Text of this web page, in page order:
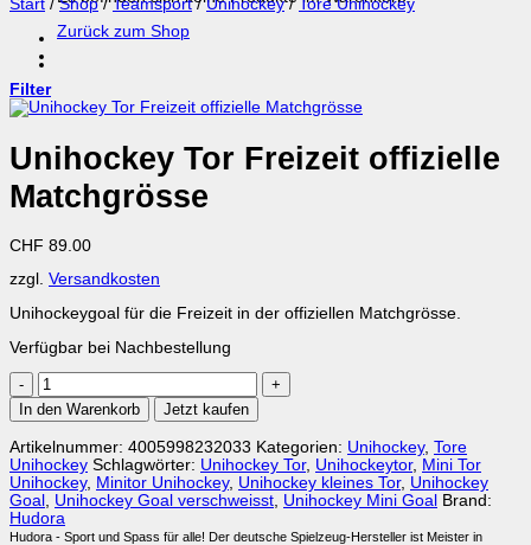
Zurück zum Shop
Start / Shop / Teamsport / Unihockey / Tore Unihockey
Filter
Unihockey Tor Freizeit offizielle
Matchgrösse
CHF 89.00
zzgl. Versandkosten
Unihockeygoal für die Freizeit in der offiziellen Matchgrösse.
Verfügbar bei Nachbestellung
Unihockey
Tor
Freizeit
Matchgrösse
Menge
In den Warenkorb Jetzt kaufen
Artikelnummer: 4005998232033 Kategorien: Unihockey, Tore
Unihockey Schlagwörter: Unihockey Tor, Unihockeytor, Mini Tor
Unihockey, Minitor Unihockey, Unihockey kleines Tor, Unihockey
Goal
Unihockey Goal verschweisst Unihockey Mini Goal
Brand:
Hudora
Hudora - Sport und Spass für alle! Der deutsche Spielzeug-Hersteller ist Meister in